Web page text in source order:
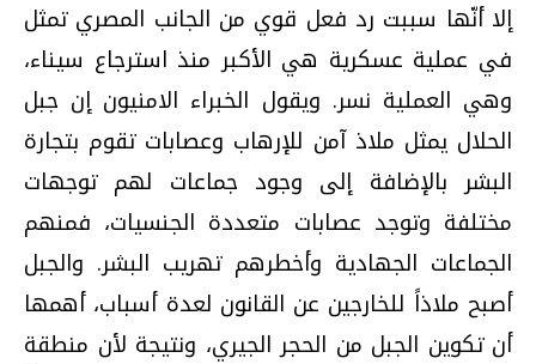
إلا أنّها سببت رد فعل قوي من الجانب المصري تمثل
في عملية عسكرية هي الأكبر منذ استرجاع سيناء،
وهي العملية نسر. ويقول الخبراء الامنيون إن جبل
الحلال يمثل ملاذ آمن للإرهاب وعصابات تقوم بتجارة
البشر بالإضافة إلى وجود جماعات لهم توجهات
مختلفة وتوجد عصابات متعددة الجنسيات، فمنهم
الجماعات الجهادية وأخطرهم تهريب البشر. والجبل
أصبح ملاذاً للخارجين عن القانون لعدة أسباب، أهمها
أن تكوين الجبل من الحجر الجيري، ونتيجة لأن منطقة